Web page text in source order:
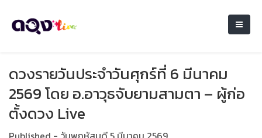
ดวงรายวันประจำวันศุกร์ที่ 6 มีนาคม
2569 โดย อ.อาวุธจับยามสามตา – ผู้ก่อ
ตั้งดวง Live